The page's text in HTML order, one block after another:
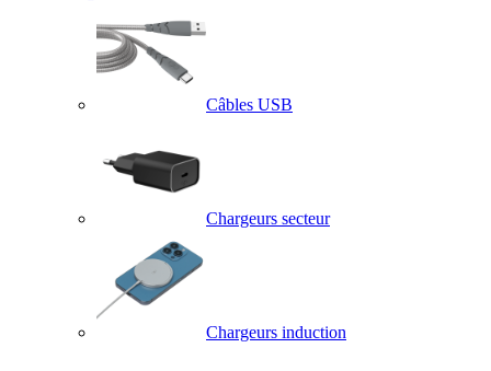
Câbles USB
Chargeurs secteur
Chargeurs induction